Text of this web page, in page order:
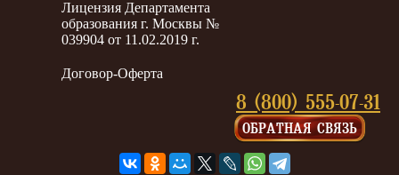
Лицензия Департамента
образования г. Москвы №
039904 от 11.02.2019 г.
Договор-Оферта
8 (800) 555-07-31
ОБРАТНАЯ СВЯЗЬ